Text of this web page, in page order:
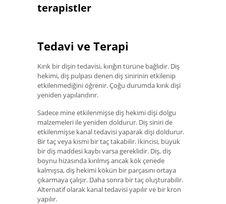
terapistler
Tedavi ve Terapi
Kırık bir dişin tedavisi, kırığın türüne bağlıdır. Diş
hekimi, diş pulpası denen diş sinirinin etkilenip
etkilenmediğini öğrenir. Çoğu durumda kırık dişi
yeniden yapılandırır.
Sadece mine etkilenmişse diş hekimi dişi dolgu
malzemeleri ile yeniden doldurur. Diş siniri de
etkilenmişse kanal tedavisi yaparak dişi doldurur.
Bir taç veya kısmi bir taç takabilir. İkincisi, büyük
bir diş maddesi kaybı varsa gereklidir. Diş, diş
boynu hizasında kırılmış ancak kök çenede
kalmışsa, diş hekimi kökün bir parçasını ortaya
çıkarmaya çalışır. Daha sonra bir taç oluşturabilir.
Alternatif olarak kanal tedavisi yapılır ve bir kron
yapılır.